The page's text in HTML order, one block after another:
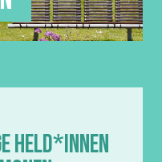
HELD*INNEN